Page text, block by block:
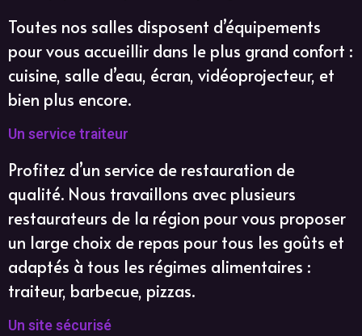
Toutes nos salles disposent d’équipements
pour vous accueillir dans le plus grand confort :
cuisine, salle d’eau, écran, vidéoprojecteur, et
bien plus encore.
Un service traiteur
Profitez d’un service de restauration de
qualité. Nous travaillons avec plusieurs
restaurateurs de la région pour vous proposer
un large choix de repas pour tous les goûts et
adaptés à tous les régimes alimentaires :
traiteur, barbecue, pizzas.
Un site sécurisé